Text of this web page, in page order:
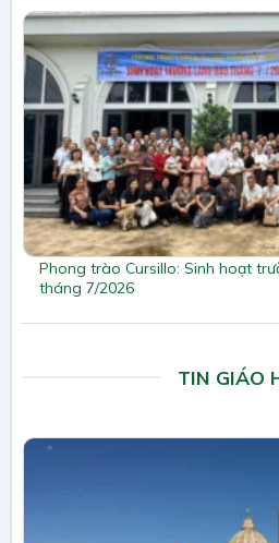
Phong trào Cursillo: Sinh hoạt
tháng 7/2026
TIN GIÁO